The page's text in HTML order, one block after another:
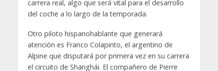
carrera real, algo que será vital para el desarrollo
del coche a lo largo de la temporada.
Otro piloto hispanohablante que generará
atención es Franco Colapinto, el argentino de
Alpine que disputará por primera vez en su carrera
el circuito de Shanghái. El compañero de Pierre